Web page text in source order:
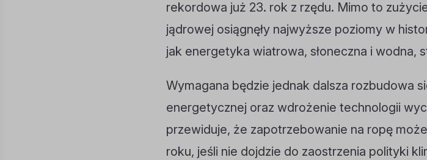
rekordowa już 23. rok z rzędu. Mimo to
jądrowej osiągnęły najwyższe poziomy w
jak energetyka wiatrowa, słoneczna i wodna,
Wymagana będzie jednak dalsza rozbudowa
energetycznej oraz wdrożenie technologii
przewiduje, że zapotrzebowanie na ropę
roku, jeśli nie dojdzie do zaostrzenia polityki